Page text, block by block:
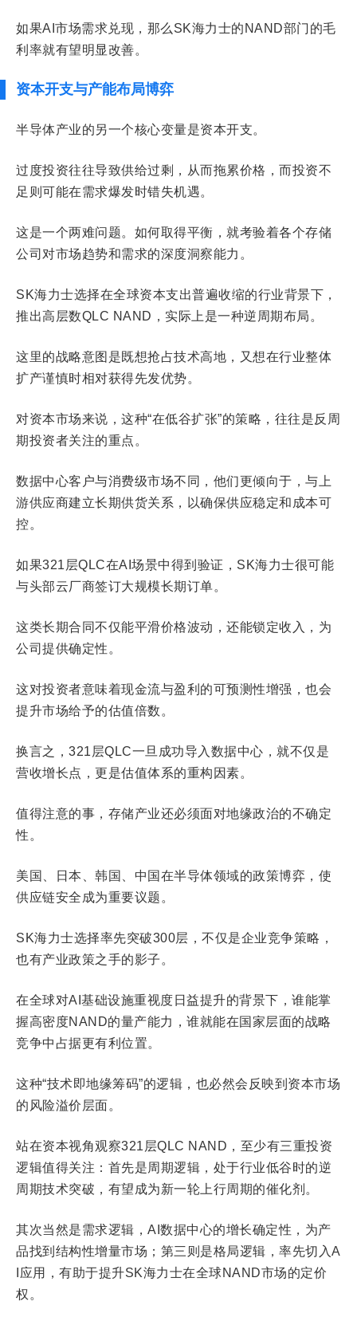
如果AI市场需求兑现，那么SK海力士的NAND部门的毛
利率就有望明显改善。
资本开支与产能布局博弈
半导体产业的另一个核心变量是资本开支。
过度投资往往导致供给过剩，从而拖累价格，而投资不
足则可能在需求爆发时错失机遇。
这是一个两难问题。如何取得平衡，就考验着各个存储
公司对市场趋势和需求的深度洞察能力。
SK海力士选择在全球资本支出普遍收缩的行业背景下，
推出高层数QLC NAND，实际上是一种逆周期布局。
这里的战略意图是既想抢占技术高地，又想在行业整体
扩产谨慎时相对获得先发优势。
对资本市场来说，这种“在低谷扩张”的策略，往往是反周
期投资者关注的重点。
数据中心客户与消费级市场不同，他们更倾向于，与上
游供应商建立长期供货关系，以确保供应稳定和成本可
控。
如果321层QLC在AI场景中得到验证，SK海力士很可能
与头部云厂商签订大规模长期订单。
这类长期合同不仅能平滑价格波动，还能锁定收入，为
公司提供确定性。
这对投资者意味着现金流与盈利的可预测性增强，也会
提升市场给予的估值倍数。
换言之，321层QLC一旦成功导入数据中心，就不仅是
营收增长点，更是估值体系的重构因素。
值得注意的事，存储产业还必须面对地缘政治的不确定
性。
美国、日本、韩国、中国在半导体领域的政策博弈，使
供应链安全成为重要议题。
SK海力士选择率先突破300层，不仅是企业竞争策略，
也有产业政策之手的影子。
在全球对AI基础设施重视度日益提升的背景下，谁能掌
握高密度NAND的量产能力，谁就能在国家层面的战略
竞争中占据更有利位置。
这种“技术即地缘筹码”的逻辑，也必然会反映到资本市场
的风险溢价层面。
站在资本视角观察321层QLC NAND，至少有三重投资
逻辑值得关注：首先是周期逻辑，处于行业低谷时的逆
周期技术突破，有望成为新一轮上行周期的催化剂。
其次当然是需求逻辑，AI数据中心的增长确定性，为产
品找到结构性增量市场；第三则是格局逻辑，率先切入A
I应用，有助于提升SK海力士在全球NAND市场的定价
权。